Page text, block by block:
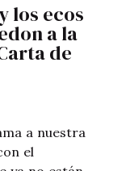
los ecos
a la
de
a nuestra
el